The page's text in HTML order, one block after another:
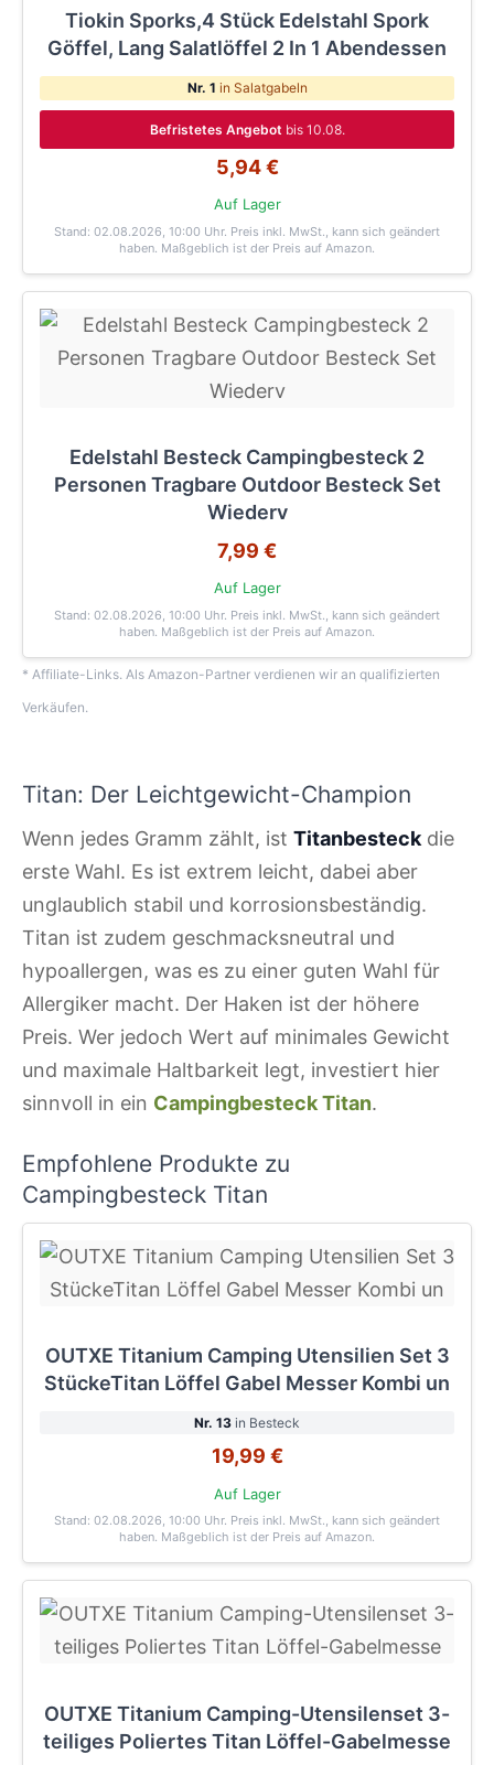
Tiokin Sporks,4 Stück Edelstahl Spork
Göffel, Lang Salatlöffel 2 In 1 Abendessen
Nr. 1 in Salatgabeln
Befristetes Angebot bis 10.08.
5,94 €
Auf Lager
Stand: 02.08.2026, 10:00 Uhr. Preis inkl. MwSt., kann sich geändert
haben. Maßgeblich ist der Preis auf Amazon.
Edelstahl Besteck Campingbesteck 2
Personen Tragbare Outdoor Besteck Set
Wiederv
7,99 €
Auf Lager
Stand: 02.08.2026, 10:00 Uhr. Preis inkl. MwSt., kann sich geändert
haben. Maßgeblich ist der Preis auf Amazon.
* Affiliate-Links. Als Amazon-Partner verdienen wir an qualifizierten
Verkäufen.
Titan: Der Leichtgewicht-Champion
Wenn jedes Gramm zählt, ist Titanbesteck die
erste Wahl. Es ist extrem leicht, dabei aber
unglaublich stabil und korrosionsbeständig.
Titan ist zudem geschmacksneutral und
hypoallergen, was es zu einer guten Wahl für
Allergiker macht. Der Haken ist der höhere
Preis. Wer jedoch Wert auf minimales Gewicht
und maximale Haltbarkeit legt, investiert hier
sinnvoll in ein Campingbesteck Titan.
Empfohlene Produkte zu
Campingbesteck Titan
OUTXE Titanium Camping Utensilien Set 3
StückeTitan Löffel Gabel Messer Kombi un
Nr. 13 in Besteck
19,99 €
Auf Lager
Stand: 02.08.2026, 10:00 Uhr. Preis inkl. MwSt., kann sich geändert
haben. Maßgeblich ist der Preis auf Amazon.
OUTXE Titanium Camping-Utensilenset 3-
teiliges Poliertes Titan Löffel-Gabelmesse